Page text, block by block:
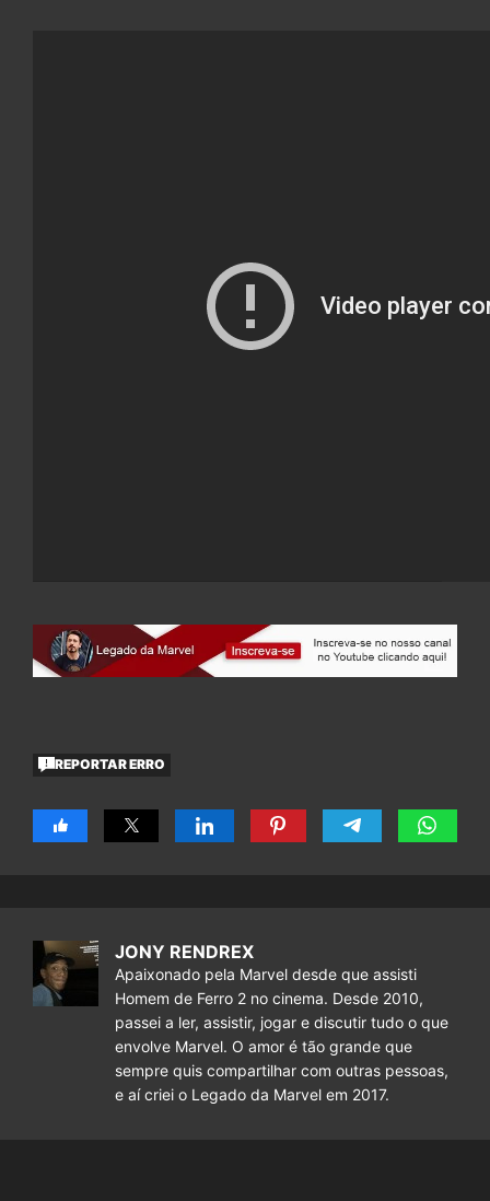
REPORTAR ERRO
JONY RENDREX
Apaixonado pela Marvel desde que assisti
Homem de Ferro 2 no cinema. Desde 2010,
passei a ler, assistir, jogar e discutir tudo o que
envolve Marvel. O amor é tão grande que
sempre quis compartilhar com outras pessoas,
e aí criei o Legado da Marvel em 2017.